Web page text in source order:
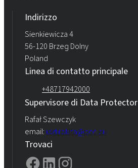
Indirizzo
Sienkiewicza 4
56-120 Brzeg Dolny
Poland
Linea di contatto principale
+48717942000
Supervisore di Data Protector
Rafał Szewczyk
email: iod.rokita@pcc.eu
Trovaci